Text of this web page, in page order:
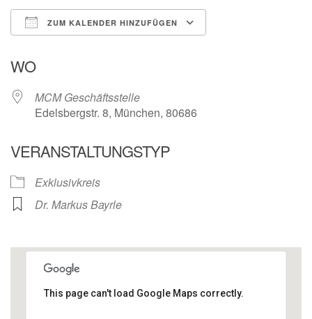
ZUM KALENDER HINZUFÜGEN
WO
MCM Geschäftsstelle
Edelsbergstr. 8, München, 80686
VERANSTALTUNGSTYP
Exklusivkreis
Dr. Markus Bayrle
This page can't load Google Maps correctly.